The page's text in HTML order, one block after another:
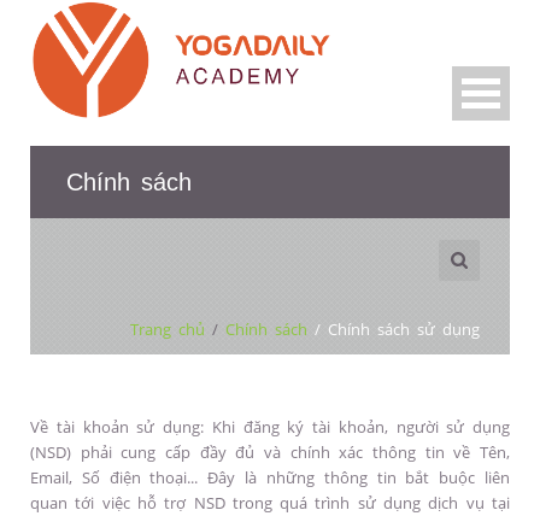
Chính sách
Trang chủ / Chính sách / Chính sách sử dụng
Về tài khoản sử dụng: Khi đăng ký tài khoản, người sử dụng
(NSD) phải cung cấp đầy đủ và chính xác thông tin về Tên,
Email, Số điện thoại... Đây là những thông tin bắt buộc liên
quan tới việc hỗ trợ NSD trong quá trình sử dụng dịch vụ tại